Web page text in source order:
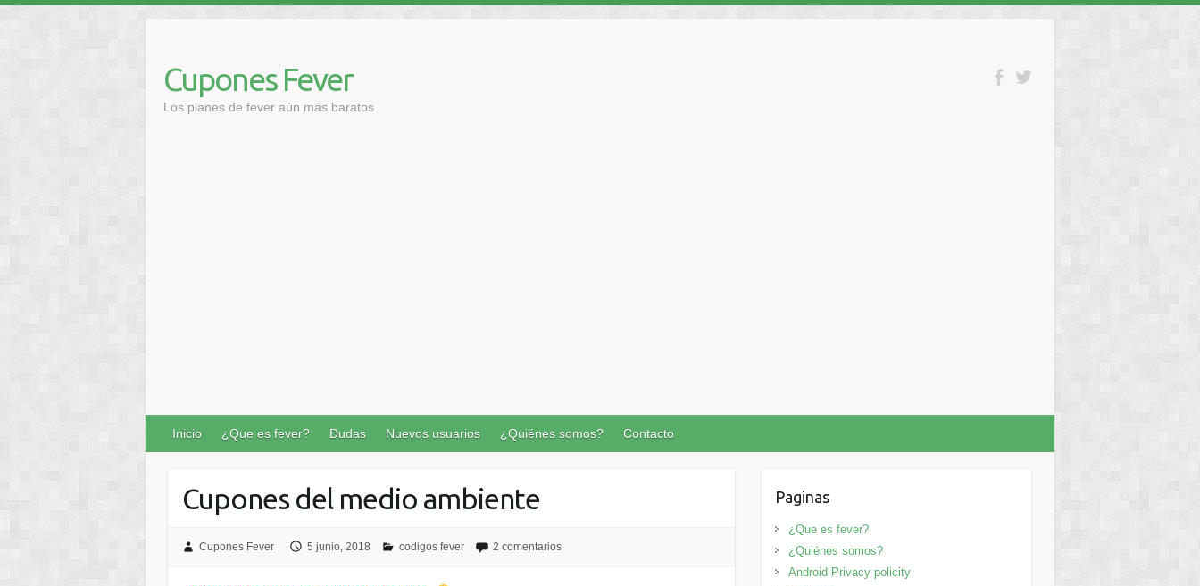
contenido
Cupones Fever
Los planes de fever aún más baratos
Inicio ¿Que es fever? Dudas Nuevos usuarios ¿Quiénes somos? Contacto
Cupones del medio ambiente
Cupones Fever 5 junio, 2018 codigos fever 2 comentarios
Paginas
¿Que es fever?
¿Quiénes somos?
Android Privacy policity